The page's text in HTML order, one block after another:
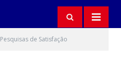
Pesquisas de Satisfação